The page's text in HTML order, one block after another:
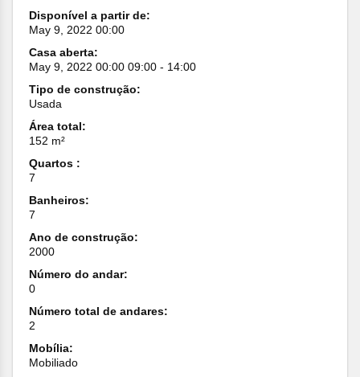
Disponível a partir de:
May 9, 2022 00:00
Casa aberta:
May 9, 2022 00:00 09:00 - 14:00
Tipo de construção:
Usada
Área total:
152 m²
Quartos :
7
Banheiros:
7
Ano de construção:
2000
Número do andar:
0
Número total de andares:
2
Mobília:
Mobiliado